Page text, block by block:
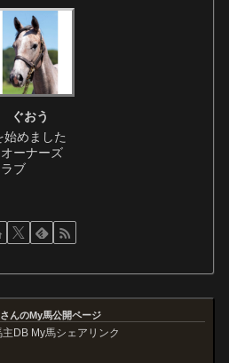
ぐおう
めました
ーナーズ
ブ
んのMy馬公開ページ
DB My馬シェアリンク